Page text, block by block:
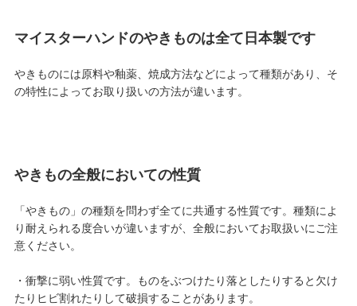
マイスターハンドのやきものは全て日本製です
やきものには原料や釉薬、焼成方法などによって種類があり、そ
の特性によってお取り扱いの方法が違います。
やきもの全般においての性質
「やきもの」の種類を問わず全てに共通する性質です。種類によ
り耐えられる度合いが違いますが、全般においてお取扱いにご注
意ください。
・衝撃に弱い性質です。ものをぶつけたり落としたりすると欠け
たりヒビ割れたりして破損することがあります。